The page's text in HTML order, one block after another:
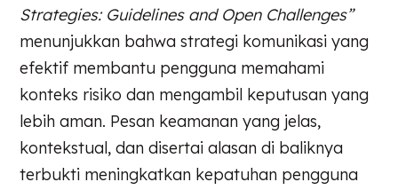
Strategies: Guidelines and Open Challenges”
menunjukkan bahwa strategi komunikasi yang
efektif membantu pengguna memahami
konteks risiko dan mengambil keputusan yang
lebih aman. Pesan keamanan yang jelas,
kontekstual, dan disertai alasan di baliknya
terbukti meningkatkan kepatuhan pengguna